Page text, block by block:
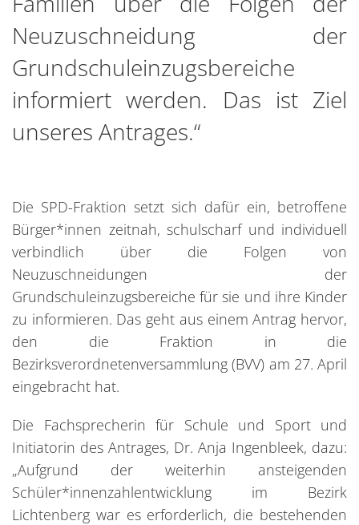
Neuzuschneidung der
Grundschuleinzugsbereiche
informiert werden. Das ist Ziel
unseres Antrages.“
Die SPD-Fraktion setzt sich dafür ein, betroffene
Bürger*innen zeitnah, schulscharf und individuell
verbindlich über die Folgen von
Neuzuschneidungen der
Grundschuleinzugsbereiche für sie und ihre Kinder
zu informieren. Das geht aus einem Antrag hervor,
den die Fraktion in die
Bezirksverordnetenversammlung (BVV) am 27. April
eingebracht hat.
Die Fachsprecherin für Schule und Sport und
Initiatorin des Antrages, Dr. Anja Ingenbleek, dazu:
„Aufgrund der weiterhin ansteigenden
Schüler*innenzahlentwicklung im Bezirk
Lichtenberg war es erforderlich, die bestehenden